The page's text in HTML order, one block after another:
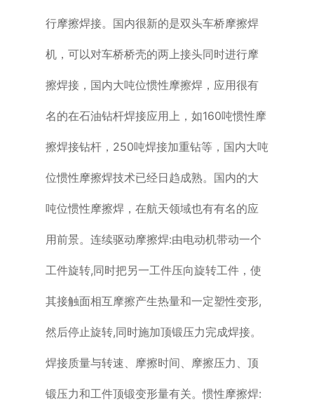
行摩擦焊接。国内很新的是双头车桥摩擦焊
机，可以对车桥桥壳的两上接头同时进行摩
擦焊接，国内大吨位惯性摩擦焊，应用很有
名的在石油钻杆焊接应用上，如160吨惯性摩
擦焊接钻杆，250吨焊接加重钻等，国内大吨
位惯性摩擦焊技术已经日趋成熟。国内的大
吨位惯性摩擦焊，在航天领域也有有名的应
用前景。连续驱动摩擦焊:由电动机带动一个
工件旋转,同时把另一工件压向旋转工件，使
其接触面相互摩擦产生热量和一定塑性变形,
然后停止旋转,同时施加顶锻压力完成焊接。
焊接质量与转速、摩擦时间、摩擦压力、顶
锻压力和工件顶锻变形量有关。惯性摩擦焊: